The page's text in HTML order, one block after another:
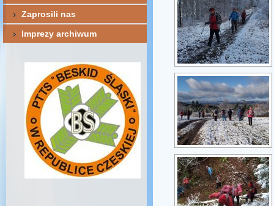
Zaprosili nas
Imprezy archiwum